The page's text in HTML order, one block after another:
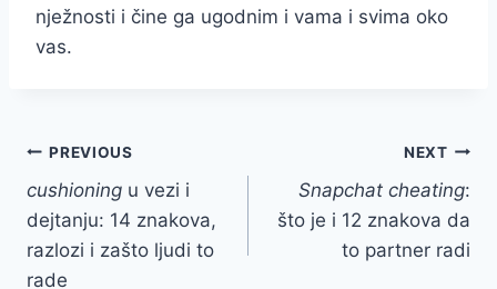
nježnosti i čine ga ugodnim i vama i svima oko
vas.
Post
navigation
PREVIOUS
cushioning u vezi i
dejtanju: 14 znakova,
razlozi i zašto ljudi to
rade
NEXT
Snapchat cheating:
što je i 12 znakova da
to partner radi